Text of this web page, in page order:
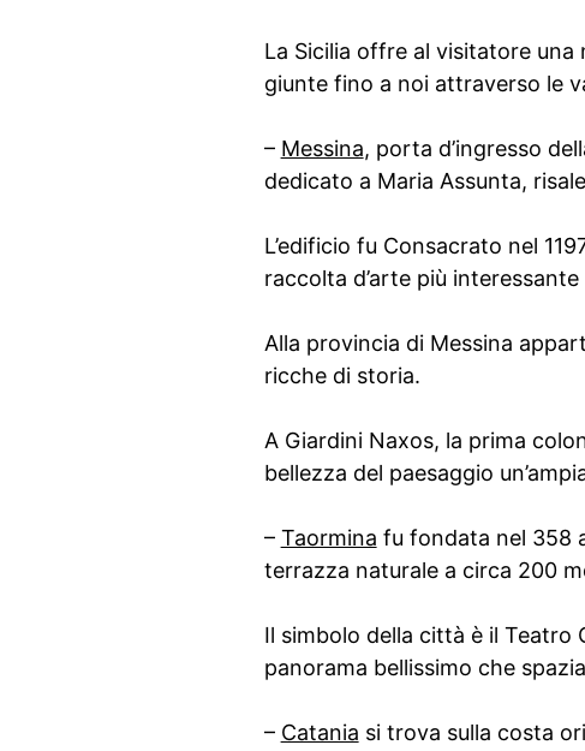
La Sicilia offre al visitatore
giunte fino a noi attraverso le
– Messina, porta d’ingresso
dedicato a Maria Assunta,
L’edificio fu Consacrato nel
raccolta d’arte più
Alla provincia di Messina
ricche di storia.
A Giardini Naxos, la prima
bellezza del paesaggio
– Taormina fu fondata nel 358
terrazza naturale a circa 200
Il simbolo della città è il Teatro
panorama bellissimo che
– Catania si trova sulla costa